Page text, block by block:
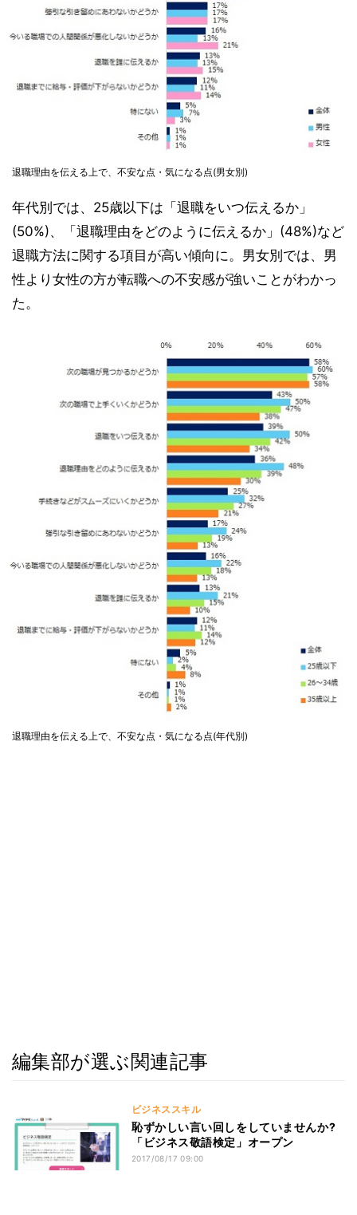
退職理由を伝える上で、不安な点・気になる点(男女別)
年代別では、25歳以下は「退職をいつ伝えるか」
(50%)、「退職理由をどのように伝えるか」(48%)など
退職方法に関する項目が高い傾向に。男女別では、男
性より女性の方が転職への不安感が強いことがわかっ
た。
退職理由を伝える上で、不安な点・気になる点(年代別)
編集部が選ぶ関連記事
ビジネススキル
恥ずかしい言い回しをしていませんか?
「ビジネス敬語検定」オープン
2017/08/17 09:00